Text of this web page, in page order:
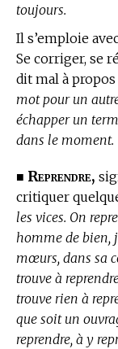
toujours.
Il s’emploie
Se corriger, se
dit mal à
mot pour un
échapper un
dans le moment.
■ Reprendre,
critiquer
les vices. On
homme de bien,
mœurs, dans sa
trouve à
trouve rien à
que soit un
reprendre, à y